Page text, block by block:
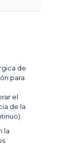
de
para
el
de la
la